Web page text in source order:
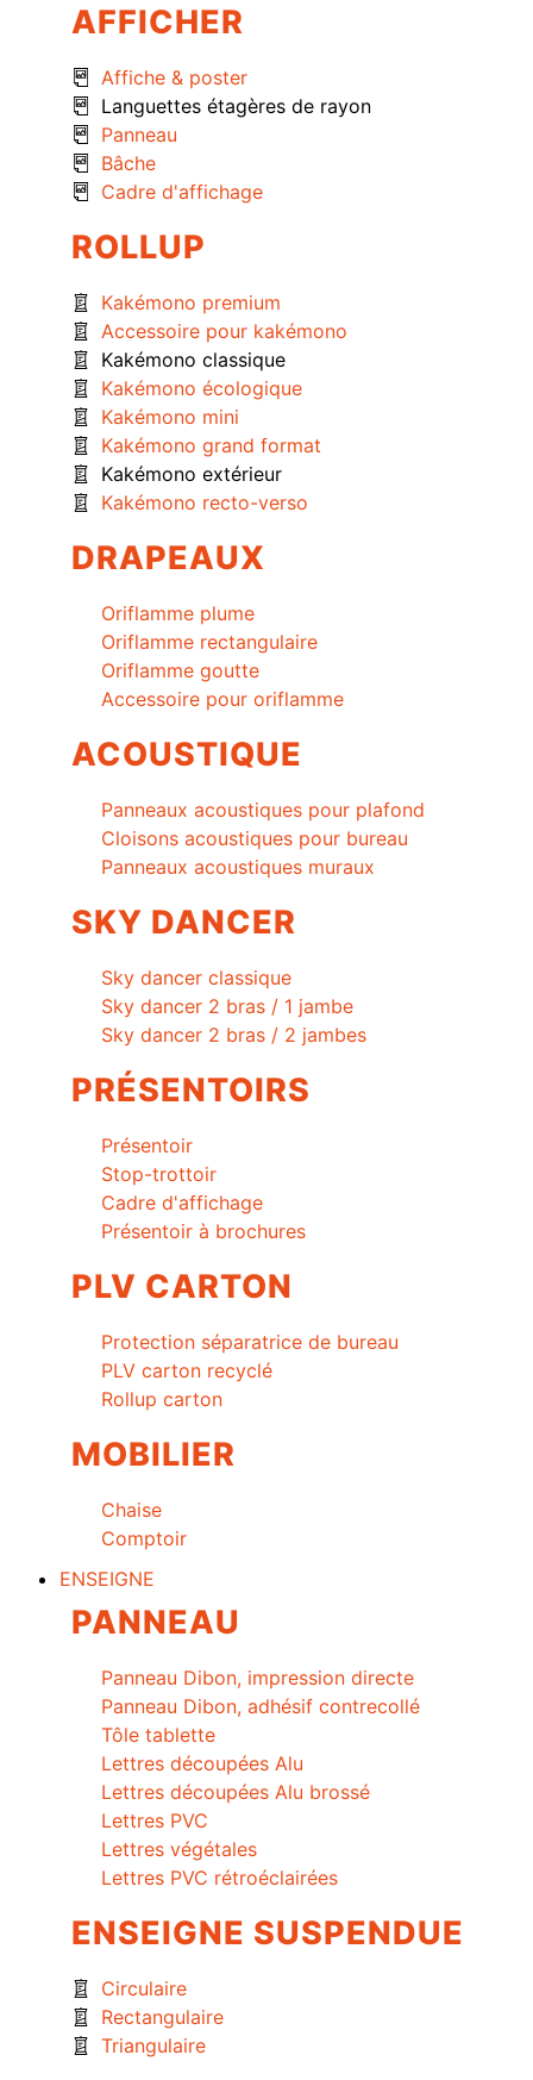
AFFICHER
Affiche & poster
Languettes étagères de rayon
Panneau
Bâche
Cadre d'affichage
ROLLUP
Kakémono premium
Accessoire pour kakémono
Kakémono classique
Kakémono écologique
Kakémono mini
Kakémono grand format
Kakémono extérieur
Kakémono recto-verso
DRAPEAUX
Oriflamme plume
Oriflamme rectangulaire
Oriflamme goutte
Accessoire pour oriflamme
ACOUSTIQUE
Panneaux acoustiques pour plafond
Cloisons acoustiques pour bureau
Panneaux acoustiques muraux
SKY DANCER
Sky dancer classique
Sky dancer 2 bras / 1 jambe
Sky dancer 2 bras / 2 jambes
PRÉSENTOIRS
Présentoir
Stop-trottoir
Cadre d'affichage
Présentoir à brochures
PLV CARTON
Protection séparatrice de bureau
PLV carton recyclé
Rollup carton
MOBILIER
Chaise
Comptoir
ENSEIGNE
PANNEAU
Panneau Dibon, impression directe
Panneau Dibon, adhésif contrecollé
Tôle tablette
Lettres découpées Alu
Lettres découpées Alu brossé
Lettres PVC
Lettres végétales
Lettres PVC rétroéclairées
ENSEIGNE SUSPENDUE
Circulaire
Rectangulaire
Triangulaire